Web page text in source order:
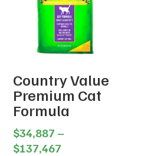
range:
Country Value
Premium Cat
Formula
$34,887 –
$137,467